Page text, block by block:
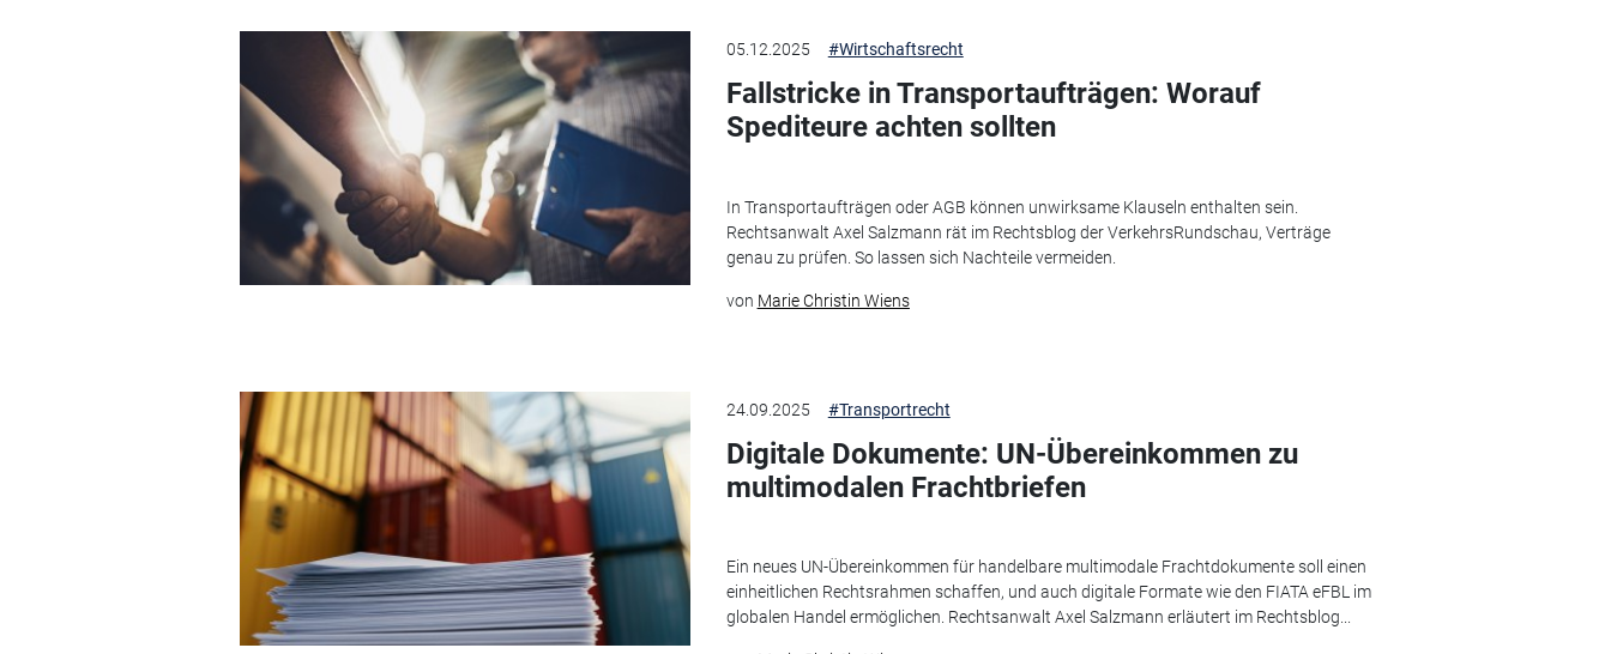
05.12.2025 #Wirtschaftsrecht
Fallstricke in Transportaufträgen: Worauf
Spediteure achten sollten
In Transportaufträgen oder AGB können unwirksame Klauseln enthalten sein.
Rechtsanwalt Axel Salzmann rät im Rechtsblog der VerkehrsRundschau, Verträge
genau zu prüfen. So lassen sich Nachteile vermeiden.
von Marie Christin Wiens
24.09.2025 #Transportrecht
Digitale Dokumente: UN-Übereinkommen zu
multimodalen Frachtbriefen
Ein neues UN-Übereinkommen für handelbare multimodale Frachtdokumente soll einen
einheitlichen Rechtsrahmen schaffen, und auch digitale Formate wie den FIATA eFBL im
globalen Handel ermöglichen. Rechtsanwalt Axel Salzmann erläutert im Rechtsblog...